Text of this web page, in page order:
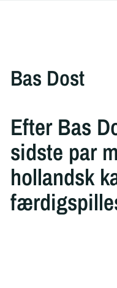
Bas Dost
Efter Bas
sidste par
hollandsk